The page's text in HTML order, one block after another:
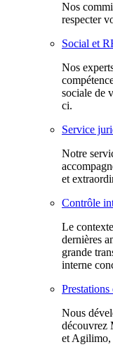
Nos
respecter
Social et
Nos
sociale de
ci.
Service
Notre
et
Contrôle
Le
dernières
grande
interne
Nous
découvrez
et Agilimo,